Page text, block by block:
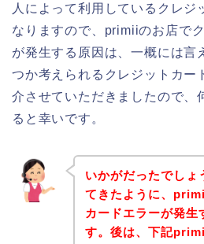
人によって利用しているクレジ
なりますので、primiiのお店で
が発生する原因は、一概には言
つか考えられるクレジットカー
介させていただきましたので、
ると幸いです。
いかがだったでしょ
てきたように、
カードエラーが発生
す。後は、下記